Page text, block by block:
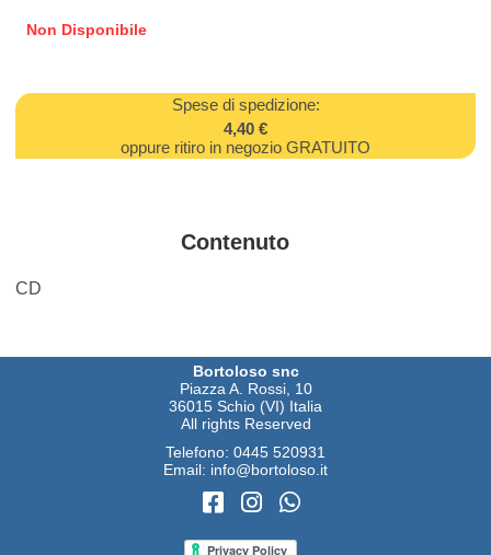
Non Disponibile
Spese di spedizione:
4,40 €
oppure ritiro in negozio GRATUITO
Contenuto
CD
Bortoloso snc
Piazza A. Rossi, 10
36015 Schio (VI) Italia
All rights Reserved
Telefono: 0445 520931
Email: info@bortoloso.it